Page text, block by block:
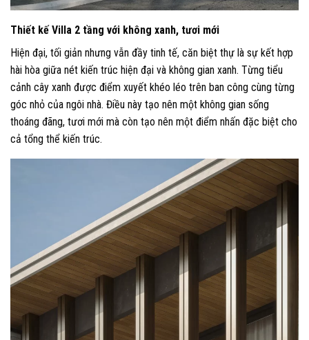
Thiết kế Villa 2 tầng với không xanh, tươi mới
Hiện đại, tối giản nhưng vẫn đầy tinh tế, căn biệt thự là sự kết hợp
hài hòa giữa nét kiến trúc hiện đại và không gian xanh. Từng tiểu
cảnh cây xanh được điểm xuyết khéo léo trên ban công cùng từng
góc nhỏ của ngôi nhà. Điều này tạo nên một không gian sống
thoáng đãng, tươi mới mà còn tạo nên một điểm nhấn đặc biệt cho
cả tổng thể kiến trúc.